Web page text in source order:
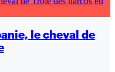
le cheval de